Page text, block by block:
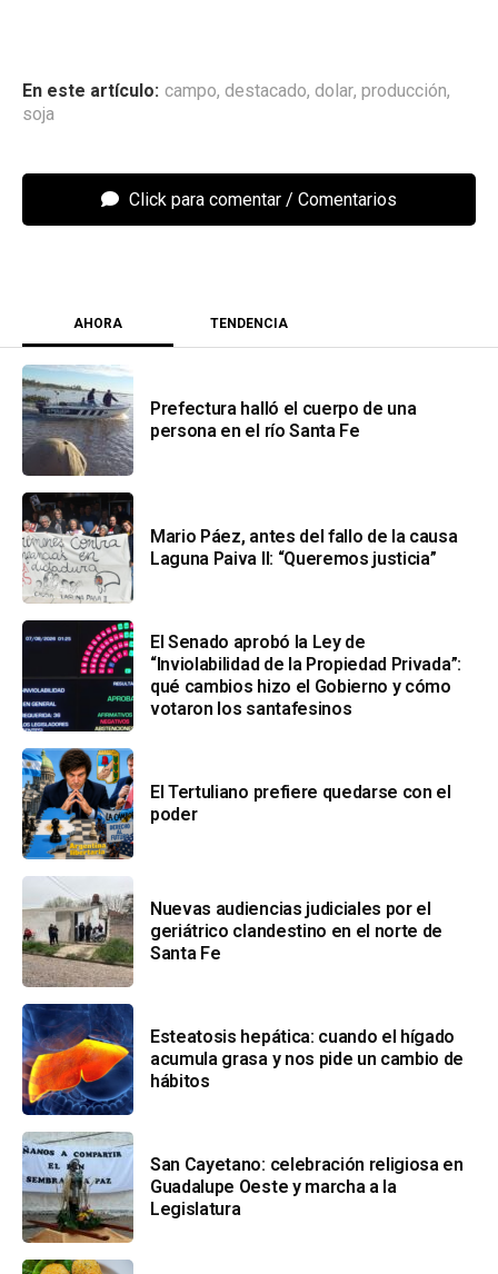
campo, destacado, dolar, producción,
soja
Click para comentar
AHORA TENDENCIA
Prefectura halló el cuerpo de una
persona en el río Santa Fe
Mario Páez, antes del fallo de la causa
Laguna Paiva II: “Queremos justicia”
El Senado aprobó la Ley de
“Inviolabilidad de la Propiedad Privada”:
qué cambios hizo el Gobierno y cómo
votaron los santafesinos
El Tertuliano prefiere quedarse con el
poder
Nuevas audiencias judiciales por el
geriátrico clandestino en el norte de
Santa Fe
Esteatosis hepática: cuando el hígado
acumula grasa y nos pide un cambio de
hábitos
San Cayetano: celebración religiosa en
Guadalupe Oeste y marcha a la
Legislatura